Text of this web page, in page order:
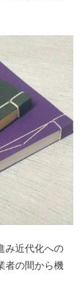
み近代化への
者の間から機